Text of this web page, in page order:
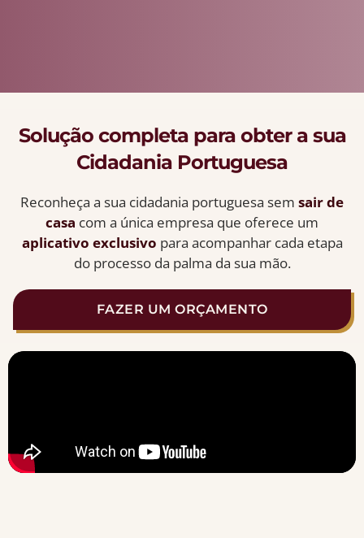
Solução completa para obter a sua
Cidadania Portuguesa
Reconheça a sua cidadania portuguesa sem sair de
casa com a única empresa que oferece um
aplicativo exclusivo para acompanhar cada etapa
do processo da palma da sua mão.
FAZER UM ORÇAMENTO